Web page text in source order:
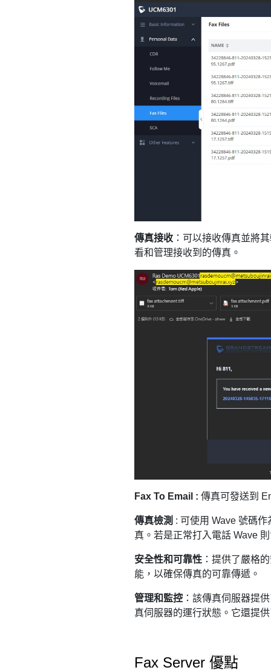
傳真接收 ：可以接收傳真並將
看和管理接收到的傳真。
Fax To Email : 傳真可發送到
傳真檢測 : 可使用 Wave 號碼
真。若是正常打入電話 Wave
安全性和可靠性 ：提供了嚴格
能，以確保傳真的可靠傳遞。
管理和監控 ：該傳真伺服器提
真伺服器的運行狀態。它還提
Fax Server 優點